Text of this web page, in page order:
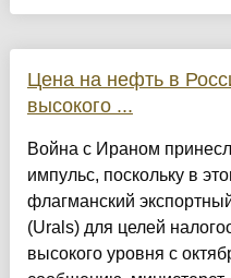
Цена на нефть в
высокого ...
Война с Ираном
импульс, поскольку в
флагманский
(Urals) для целей
высокого уровня с